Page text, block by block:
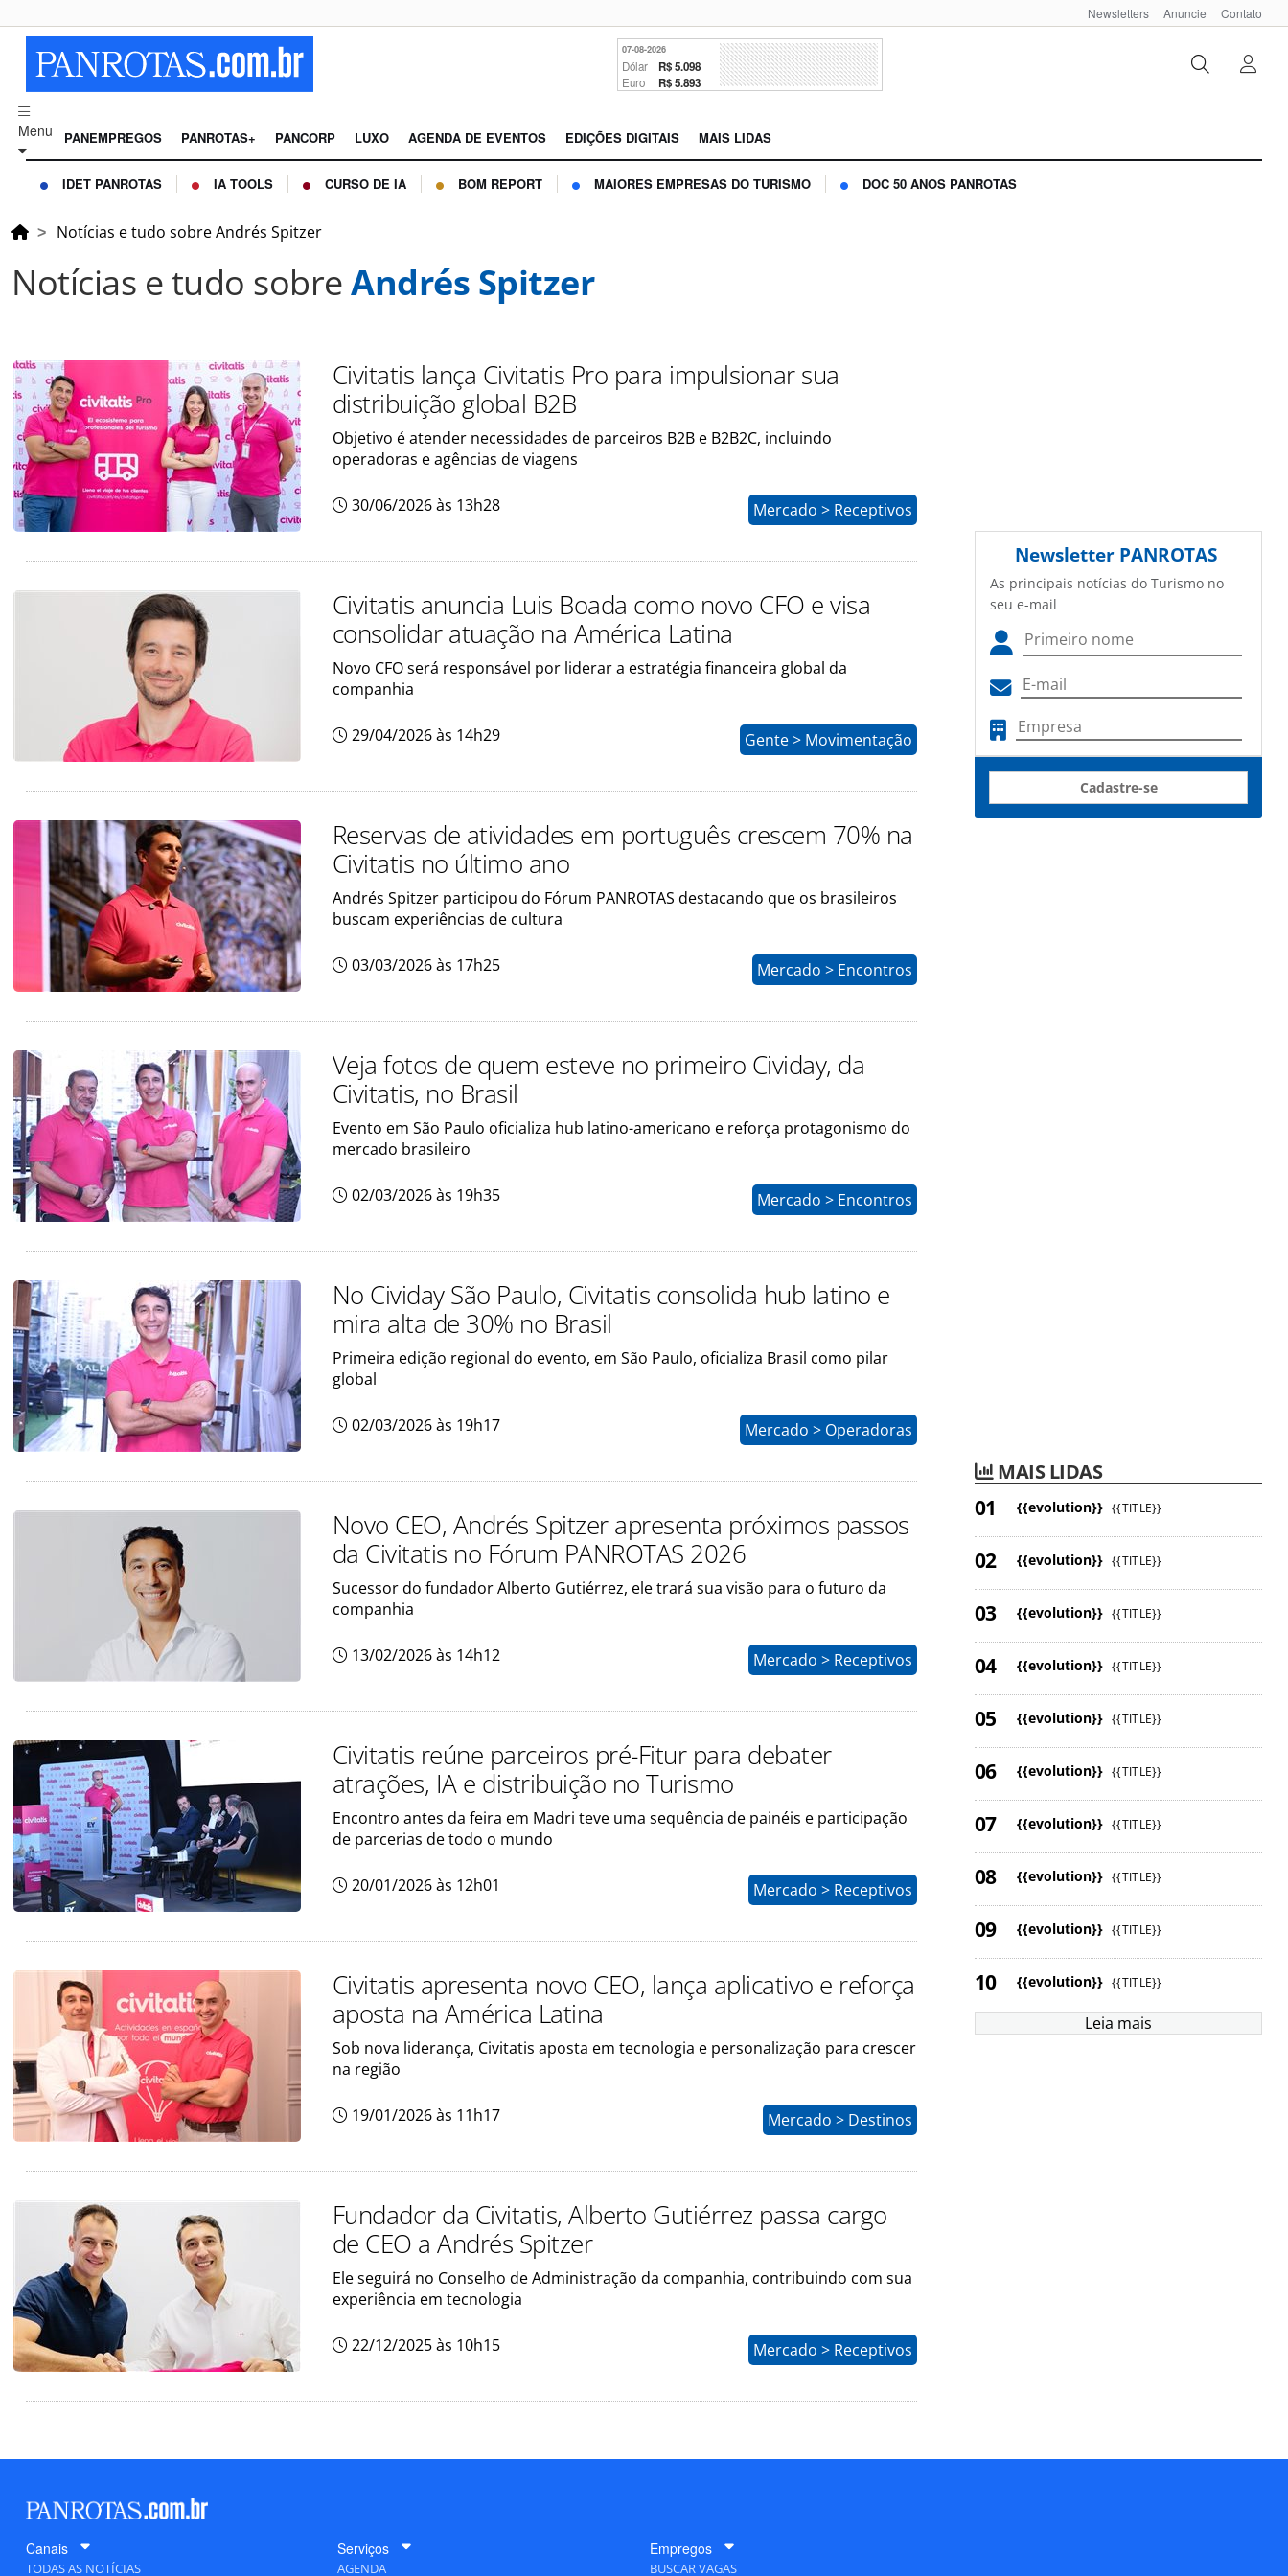
Newsletters Anuncie Contato
07-08-2026
Dólar R$ 5.098
Euro R$ 5.893
Menu PANEMPREGOS PANROTAS+ PANCORP LUXO AGENDA DE EVENTOS EDIÇÕES DIGITAIS MAIS LIDAS
IDET PANROTAS IA TOOLS CURSO DE IA BOM REPORT MAIORES EMPRESAS DO TURISMO DOC 50 ANOS PANROTAS
Notícias e tudo sobre Andrés Spitzer
Notícias e tudo sobreAndrés Spitzer
Civitatis lança Civitatis Pro para impulsionar sua
distribuição global B2B
Objetivo é atender necessidades de parceiros B2B e B2B2C, incluindo
operadoras e agências de viagens
30/06/2026 às 13h28 Mercado > Receptivos
Civitatis anuncia Luis Boada como novo CFO e visa
consolidar atuação na América Latina
Novo CFO será responsável por liderar a estratégia financeira global da
companhia
29/04/2026 às 14h29 Gente > Movimentação
Reservas de atividades em português crescem 70% na
Civitatis no último ano
Andrés Spitzer participou do Fórum PANROTAS destacando que os brasileiros
buscam experiências de cultura
03/03/2026 às 17h25 Mercado > Encontros
Veja fotos de quem esteve no primeiro Cividay, da
Civitatis, no Brasil
Evento em São Paulo oficializa hub latino-americano e reforça protagonismo do
mercado brasileiro
02/03/2026 às 19h35 Mercado > Encontros
No Cividay São Paulo, Civitatis consolida hub latino e
mira alta de 30% no Brasil
Primeira edição regional do evento, em São Paulo, oficializa Brasil como pilar
global
02/03/2026 às 19h17 Mercado > Operadoras
Novo CEO, Andrés Spitzer apresenta próximos passos
da Civitatis no Fórum PANROTAS 2026
Sucessor do fundador Alberto Gutiérrez, ele trará sua visão para o futuro da
companhia
13/02/2026 às 14h12 Mercado > Receptivos
Civitatis reúne parceiros pré-Fitur para debater
atrações, IA e distribuição no Turismo
Encontro antes da feira em Madri teve uma sequência de painéis e participação
de parcerias de todo o mundo
20/01/2026 às 12h01 Mercado > Receptivos
Civitatis apresenta novo CEO, lança aplicativo e reforça
aposta na América Latina
Sob nova liderança, Civitatis aposta em tecnologia e personalização para crescer
na região
19/01/2026 às 11h17 Mercado > Destinos
Fundador da Civitatis, Alberto Gutiérrez passa cargo
de CEO a Andrés Spitzer
Ele seguirá no Conselho de Administração da companhia, contribuindo com sua
experiência em tecnologia
22/12/2025 às 10h15 Mercado > Receptivos
Newsletter PANROTAS
As principais notícias do Turismo no
seu e-mail
Cadastre-se
MAIS LIDAS
{{evolution}} {{TITLE}}
{{evolution}} {{TITLE}}
{{evolution}} {{TITLE}}
{{evolution}} {{TITLE}}
{{evolution}} {{TITLE}}
{{evolution}} {{TITLE}}
{{evolution}} {{TITLE}}
{{evolution}} {{TITLE}}
{{evolution}} {{TITLE}}
{{evolution}} {{TITLE}}
Leia mais
Canais
TODAS AS NOTÍCIAS
Serviços
AGENDA
Empregos
BUSCAR VAGAS